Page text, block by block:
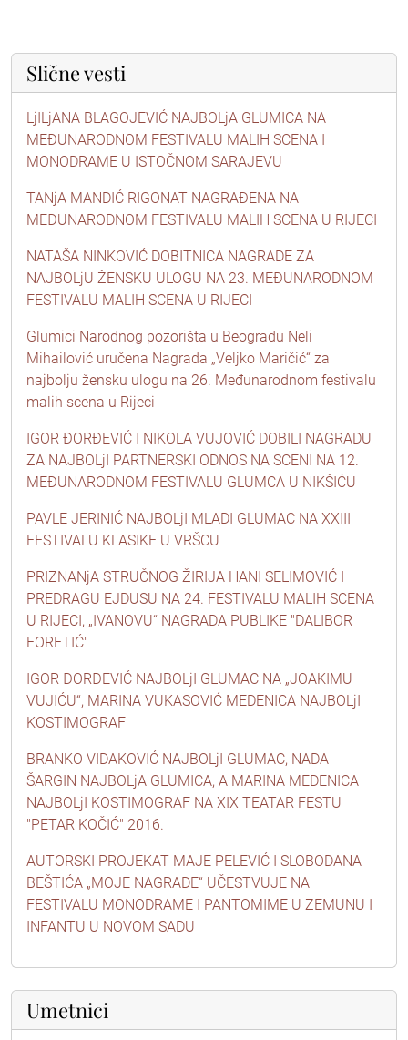
Slične vesti
LjILjANA BLAGOJEVIĆ NAJBOLjA GLUMICA NA
MEĐUNARODNOM FESTIVALU MALIH SCENA I
MONODRAME U ISTOČNOM SARAJEVU
TANjA MANDIĆ RIGONAT NAGRAĐENA NA
MEĐUNARODNOM FESTIVALU MALIH SCENA U RIJECI
NATAŠA NINKOVIĆ DOBITNICA NAGRADE ZA
NAJBOLjU ŽENSKU ULOGU NA 23. MEĐUNARODNOM
FESTIVALU MALIH SCENA U RIJECI
Glumici Narodnog pozorišta u Beogradu Neli
Mihailović uručena Nagrada „Veljko Maričić“ za
najbolju žensku ulogu na 26. Međunarodnom festivalu
malih scena u Rijeci
IGOR ĐORĐEVIĆ I NIKOLA VUJOVIĆ DOBILI NAGRADU
ZA NAJBOLjI PARTNERSKI ODNOS NA SCENI NA 12.
MEĐUNARODNOM FESTIVALU GLUMCA U NIKŠIĆU
PAVLE JERINIĆ NAJBOLjI MLADI GLUMAC NA XXIII
FESTIVALU KLASIKE U VRŠCU
PRIZNANjA STRUČNOG ŽIRIJA HANI SELIMOVIĆ I
PREDRAGU EJDUSU NA 24. FESTIVALU MALIH SCENA
U RIJECI, „IVANOVU“ NAGRADA PUBLIKE "DALIBOR
FORETIĆ"
IGOR ĐORĐEVIĆ NAJBOLjI GLUMAC NA „JOAKIMU
VUJIĆU“, MARINA VUKASOVIĆ MEDENICA NAJBOLjI
KOSTIMOGRAF
BRANKO VIDAKOVIĆ NAJBOLjI GLUMAC, NADA
ŠARGIN NAJBOLjA GLUMICA, A MARINA MEDENICA
NAJBOLjI KOSTIMOGRAF NA XIX TEATAR FESTU
"PETAR KOČIĆ" 2016.
AUTORSKI PROJEKAT MAJE PELEVIĆ I SLOBODANA
BEŠTIĆA „MOJE NAGRADE“ UČESTVUJE NA
FESTIVALU MONODRAME I PANTOMIME U ZEMUNU I
INFANTU U NOVOM SADU
Umetnici